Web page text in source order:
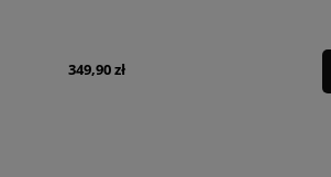
349,90 zł